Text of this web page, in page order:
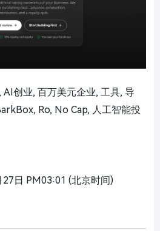
AI创业, 百万美元企业, 工具, 导
Ro, No Cap, 人工智能投
27日 PM03:01 (北京时间)